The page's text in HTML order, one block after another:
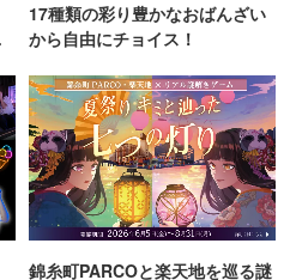
17種類の彩り豊かなおばんざい
から自由にチョイス！
錦糸町PARCOと楽天地を巡る謎